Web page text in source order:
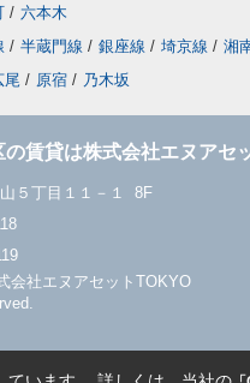
/ 六本木
/ 半蔵門線 / 銀座線 / 埼京線 / 湘
尾 / 原宿 / 乃木坂
の賃貸は株式会社エヌアセ
５丁目１１－１ 8F
会社エヌアセットTOKYO